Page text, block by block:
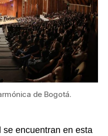
la
de
y
el
Coro
de Bogotá.
encuentran en esta